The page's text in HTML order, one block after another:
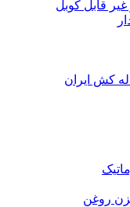
قابل کوبل
کش ایران
روغن